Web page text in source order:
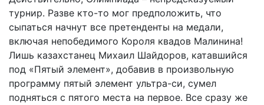
турнир. Разве кто-то мог предположить, что
сыпаться начнут все претенденты на медали,
включая непобедимого Короля квадов Малинина!
Лишь казахстанец Михаил Шайдоров, катавшийся
под «Пятый элемент», добавив в произвольную
программу пятый элемент ультра-си, сумел
подняться с пятого места на первое. Все сразу же